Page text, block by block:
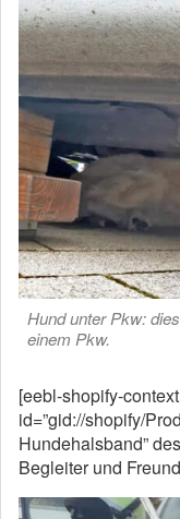
Hund unter Pkw:
einem Pkw.
[eebl-shopify-context
id=”gid://shopify/
Hundehalsband”
Begleiter und